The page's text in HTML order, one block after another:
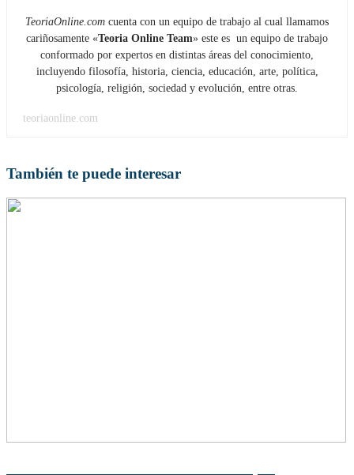
TeoriaOnline.com cuenta con un equipo de trabajo al cual llamamos
cariñosamente «Teoria Online Team» este es un equipo de trabajo
conformado por expertos en distintas áreas del conocimiento,
incluyendo filosofía, historia, ciencia, educación, arte, política,
psicología, religión, sociedad y evolución, entre otras.
teoriaonline.com
También te puede interesar